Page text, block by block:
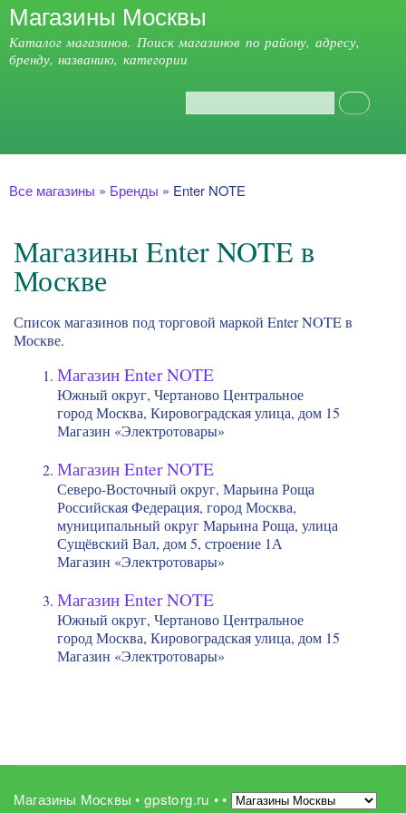
Перейти к
основному
содержанию
Магазины Москвы
Каталог магазинов. Поиск магазинов по району, адресу,
бренду, названию, категории
Главное меню
Все магазины » Бренды » Enter NOTE
Магазины Enter NOTE в
Москве
Список магазинов под торговой маркой Enter NOTE в
Москве.
Магазин Enter NOTE
Южный округ, Чертаново Центральное
город Москва, Кировоградская улица, дом 15
Магазин «Электротовары»
Магазин Enter NOTE
Северо-Восточный округ, Марьина Роща
Российская Федерация, город Москва,
муниципальный округ Марьина Роща, улица
Сущёвский Вал, дом 5, строение 1А
Магазин «Электротовары»
Магазин Enter NOTE
Южный округ, Чертаново Центральное
город Москва, Кировоградская улица, дом 15
Магазин «Электротовары»
Магазины Москвы • gpstorg.ru ••